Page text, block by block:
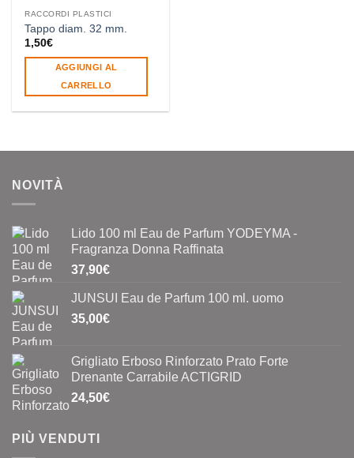
RACCORDI PLASTICI
Tappo diam. 32 mm.
1,50€
AGGIUNGI AL
CARRELLO
NOVITÀ
Lido 100 ml Eau de Parfum YODEYMA -
Fragranza Donna Raffinata
37,90€
JUNSUI Eau de Parfum 100 ml. uomo
35,00€
Grigliato Erboso Rinforzato Prato Forte
Drenante Carrabile ACTIGRID
24,50€
PIÙ VENDUTI